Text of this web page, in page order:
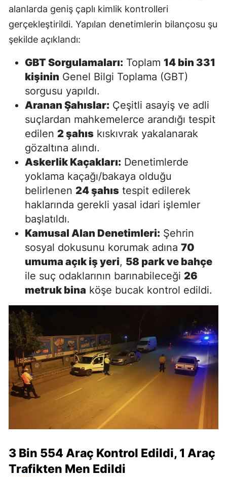
alanlarda geniş çaplı kimlik kontrolleri
gerçekleştirildi. Yapılan denetimlerin bilançosu şu
şekilde açıklandı:
GBT Sorgulamaları: Toplam 14 bin 331
kişinin Genel Bilgi Toplama (GBT)
sorgusu yapıldı.
Aranan Şahıslar: Çeşitli asayiş ve adli
suçlardan mahkemelerce arandığı tespit
edilen 2 şahıs kıskıvrak yakalanarak
gözaltına alındı.
Askerlik Kaçakları: Denetimlerde
yoklama kaçağı/bakaya olduğu
belirlenen 24 şahıs tespit edilerek
haklarında gerekli yasal idari işlemler
başlatıldı.
Kamusal Alan Denetimleri: Şehrin
sosyal dokusunu korumak adına 70
umuma açık iş yeri, 58 park ve bahçe
ile suç odaklarının barınabileceği 26
metruk bina köşe bucak kontrol edildi.
3 Bin 554 Araç Kontrol Edildi, 1 Araç
Trafikten Men Edildi